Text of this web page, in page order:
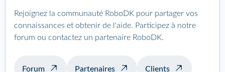
Rejoignez la communauté RoboDK pour partager vos
connaissances et obtenir de l'aide. Participez à notre
forum ou contactez un partenaire RoboDK.
Forum Partenaires Clients